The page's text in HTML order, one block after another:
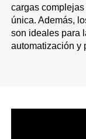
cargas
única. Además,
son ideales para
automatización y